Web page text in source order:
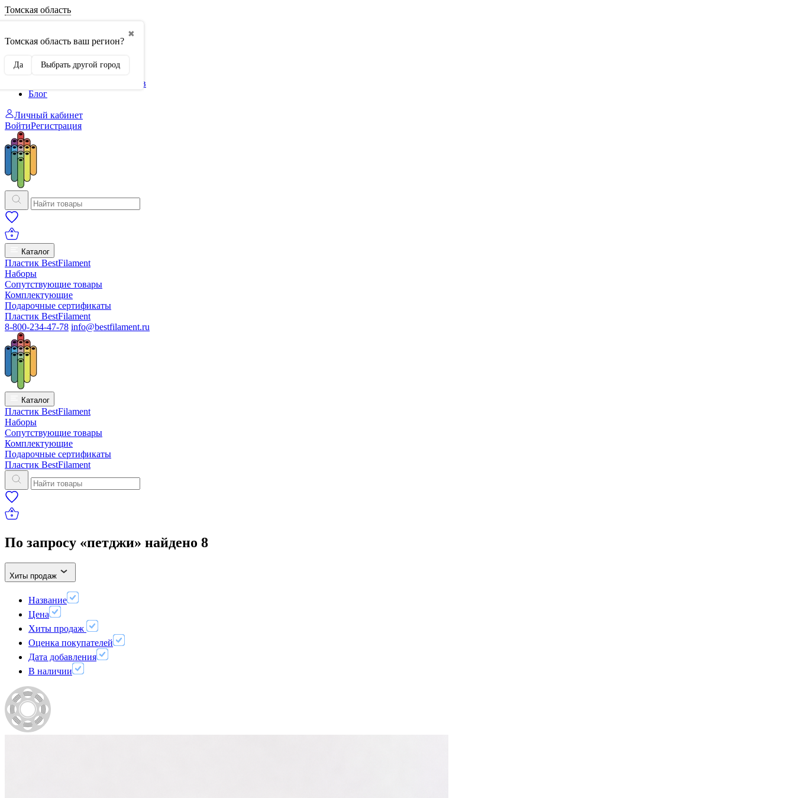
Томская область
✖
Томская область ваш регион?
Да Выбрать другой город
Филиалы
Система скидок
Оплата и доставка
Для крупных 3D-печатников
Блог
Личный кабинет
ВойтиРегистрация
Каталог
Пластик BestFilament
Наборы
Сопутствующие товары
Комплектующие
Подарочные сертификаты
Пластик BestFilament
8-800-234-47-78 info@bestfilament.ru
Каталог
Пластик BestFilament
Наборы
Сопутствующие товары
Комплектующие
Подарочные сертификаты
Пластик BestFilament
По запросу «петджи» найдено 8
Хиты продаж
Название
Цена
Хиты продаж
Оценка покупателей
Дата добавления
В наличии